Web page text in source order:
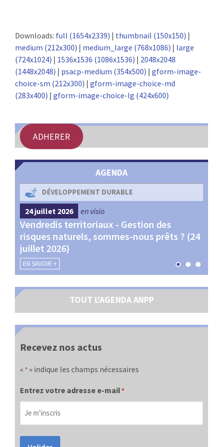
Downloads: full (1654x2339) | thumbnail (150x150) |
medium (212x300) | medium_large (768x1086) | large
(724x1024) | 1536x1536 (1086x1536) | 2048x2048
(1448x2048) | psacp-medium (354x500) | gform-image-
choice-sm (212x300) | gform-image-choice-md
(283x400) | gform-image-choice-lg (424x600)
ADHERER
AGENDA
DÉVELOPPEMENT DURABLE
24 juillet 2026 en visio
Vendredis territoriaux - Gestion des
risques naturels, sommes-nous prêts ? (24
juillet 2026)
EN SAVOIR +
TOUT L'AGENDA ANPP
Recevez nos actus
« * » indique les champs nécessaires
Entrez votre adresse e-mail*